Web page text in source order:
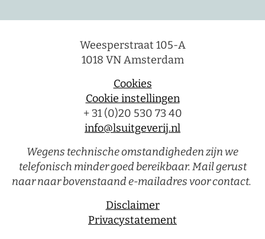
Weesperstraat 105-A
1018 VN Amsterdam
Cookies
Cookie instellingen
+ 31 (0)20 530 73 40
info@lsuitgeverij.nl
Wegens technische omstandigheden zijn we
telefonisch minder goed bereikbaar. Mail gerust
naar naar bovenstaand e-mailadres voor contact.
Disclaimer
Privacystatement